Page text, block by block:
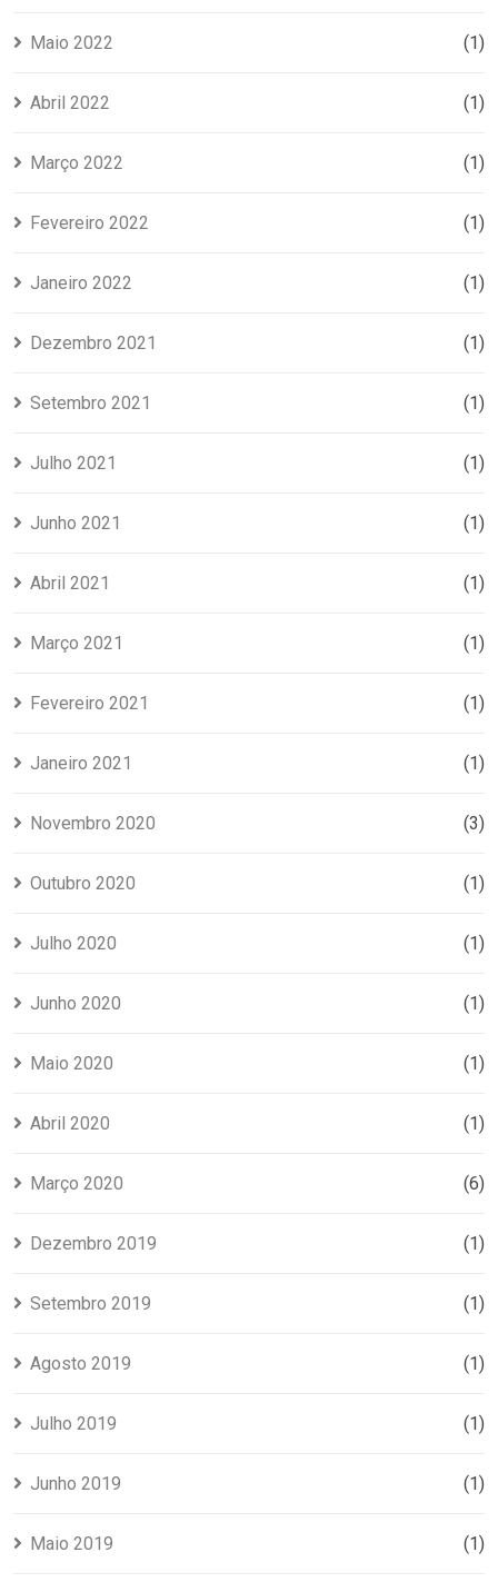
Maio 2022 (1)
Abril 2022 (1)
Março 2022 (1)
Fevereiro 2022 (1)
Janeiro 2022 (1)
Dezembro 2021 (1)
Setembro 2021 (1)
Julho 2021 (1)
Junho 2021 (1)
Abril 2021 (1)
Março 2021 (1)
Fevereiro 2021 (1)
Janeiro 2021 (1)
Novembro 2020 (3)
Outubro 2020 (1)
Julho 2020 (1)
Junho 2020 (1)
Maio 2020 (1)
Abril 2020 (1)
Março 2020 (6)
Dezembro 2019 (1)
Setembro 2019 (1)
Agosto 2019 (1)
Julho 2019 (1)
Junho 2019 (1)
Maio 2019 (1)